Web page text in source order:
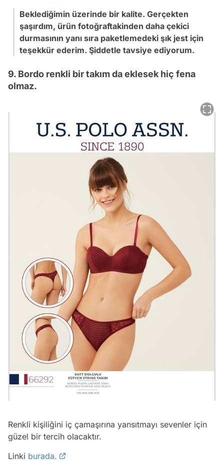
Beklediğimin üzerinde bir kalite. Gerçekten
şaşırdım, ürün fotoğraftakinden daha çekici
durmasının yanı sıra paketlemedeki şık jest için
teşekkür ederim. Şiddetle tavsiye ediyorum.
9. Bordo renkli bir takım da eklesek hiç fena
olmaz.
Renkli kişiliğini iç çamaşırına yansıtmayı sevenler için
güzel bir tercih olacaktır.
Linki burada.